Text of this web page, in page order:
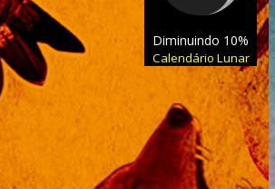
Diminuindo 10%
Calendário Lunar